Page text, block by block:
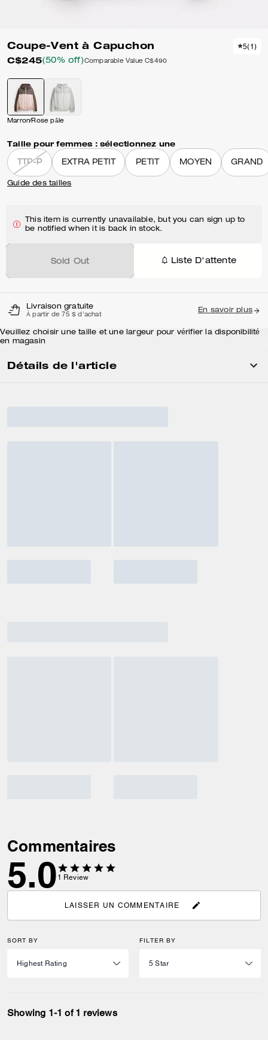
Coupe-Vent à Capuchon
C$245(50% off)Comparable Value C$490
5(1)
Marron⁄Rose pâle
Taille pour femmes : sélectionnez une
TTP-P EXTRA PETIT PETIT MOYEN GRAND
Guide des tailles
This item is currently unavailable, but you can sign up to
be notified when it is back in stock.
Sold Out Liste D'attente
Livraison gratuite
À partir de 75 $ d'achat
En savoir plus
Veuillez choisir une taille et une largeur pour vérifier la disponibilité
en magasin
Détails de l'article
Commentaires
5.0 1 Review
LAISSER UN COMMENTAIRE
SORT BY FILTER BY
Showing 1-1 of 1 reviews